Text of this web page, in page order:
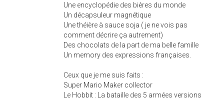
Une encyclopédie des bières du monde
Un décapsuleur magnétique
Une théière à sauce soja ( je ne vois pas
comment décrire ça autrement)
Des chocolats de la part de ma belle famille
Un memory des expressions françaises.
Ceux que je me suis faits :
Super Mario Maker collector
Le Hobbit : La bataille des 5 armées versions